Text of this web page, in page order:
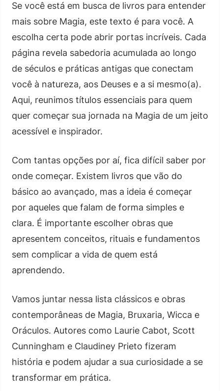
Se você está em busca de livros para entender
mais sobre Magia, este texto é para você. A
escolha certa pode abrir portas incríveis. Cada
página revela sabedoria acumulada ao longo
de séculos e práticas antigas que conectam
você à natureza, aos Deuses e a si mesmo(a).
Aqui, reunimos títulos essenciais para quem
quer começar sua jornada na Magia de um jeito
acessível e inspirador.
Com tantas opções por aí, fica difícil saber por
onde começar. Existem livros que vão do
básico ao avançado, mas a ideia é começar
por aqueles que falam de forma simples e
clara. É importante escolher obras que
apresentem conceitos, rituais e fundamentos
sem complicar a vida de quem está
aprendendo.
Vamos juntar nessa lista clássicos e obras
contemporâneas de Magia, Bruxaria, Wicca e
Oráculos. Autores como Laurie Cabot, Scott
Cunningham e Claudiney Prieto fizeram
história e podem ajudar a sua curiosidade a se
transformar em prática.